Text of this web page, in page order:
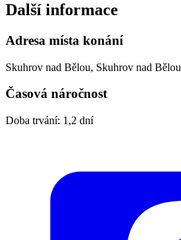
Další informace
Adresa místa konání
Skuhrov nad Bělou, Skuhrov nad Bělou
Časová náročnost
Doba trvání: 1,2 dní